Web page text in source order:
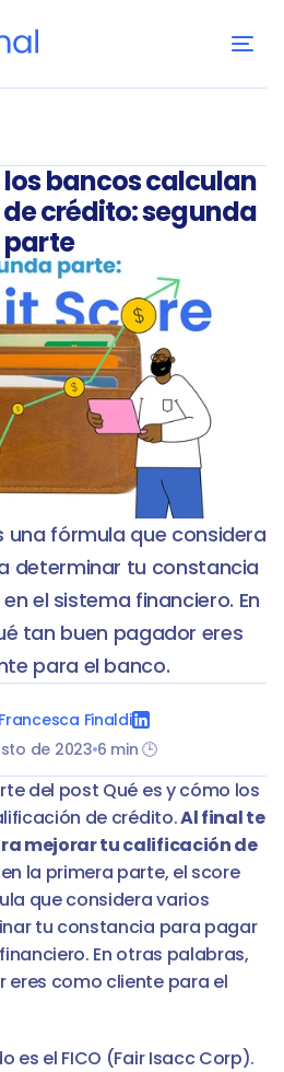
los bancos calculan
crédito: segunda
parte
una fórmula que considera
determinar tu constancia
el sistema financiero. En
tan buen pagador eres
para el banco.
Finaldi
de 2023 6 min 🕒
del post Qué es y cómo los
de crédito. Al final te
mejorar tu calificación de
la primera parte, el score
que considera varios
tu constancia para pagar
En otras palabras,
eres como cliente para el
es el FICO (Fair Isacc Corp).